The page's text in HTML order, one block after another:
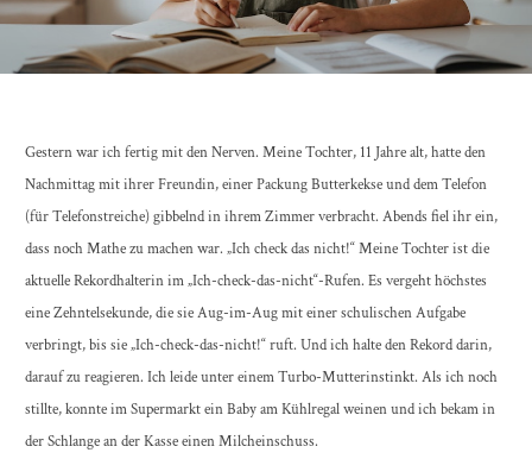
Gestern war ich fertig mit den Nerven. Meine Tochter, 11 Jahre alt, hatte den
Nachmittag mit ihrer Freundin, einer Packung Butterkekse und dem Telefon
(für Telefonstreiche) gibbelnd in ihrem Zimmer verbracht. Abends fiel ihr ein,
dass noch Mathe zu machen war. „Ich check das nicht!“ Meine Tochter ist die
aktuelle Rekordhalterin im „Ich-check-das-nicht“-Rufen. Es vergeht höchstes
eine Zehntelsekunde, die sie Aug-im-Aug mit einer schulischen Aufgabe
verbringt, bis sie „Ich-check-das-nicht!“ ruft. Und ich halte den Rekord darin,
darauf zu reagieren. Ich leide unter einem Turbo-Mutterinstinkt. Als ich noch
stillte, konnte im Supermarkt ein Baby am Kühlregal weinen und ich bekam in
der Schlange an der Kasse einen Milcheinschuss.